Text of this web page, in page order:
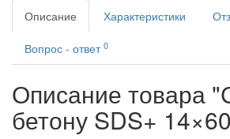
Описание
Характеристики
Вопрос - ответ 0
Описание товара
бетону SDS+